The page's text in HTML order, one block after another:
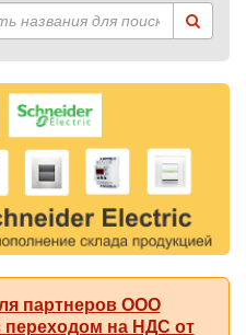
партнеров ООО
на НДС от